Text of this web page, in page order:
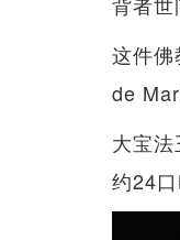
这件
de
大宝
约24